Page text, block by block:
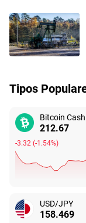
Tipos
Bitcoin Cash
212.67
-3.32 (-1.54%)
USD/JPY
158.469